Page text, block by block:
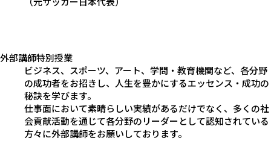
外部講師特別授業
ビジネス、スポーツ、アート、学問・教育機関など、各分野
の成功者をお招きし、人生を豊かにするエッセンス・成功の
秘訣を学びます。
仕事面において素晴らしい実績があるだけでなく、多くの社
会貢献活動を通じて各分野のリーダーとして認知されている
方々に外部講師をお願いしております。